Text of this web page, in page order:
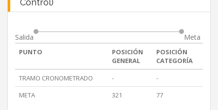
Control)
Salida Meta
PUNTO
POSICIÓN
GENERAL
POSICIÓN
CATEGORÍA
TRAMO CRONOMETRADO
-
-
META
321 77